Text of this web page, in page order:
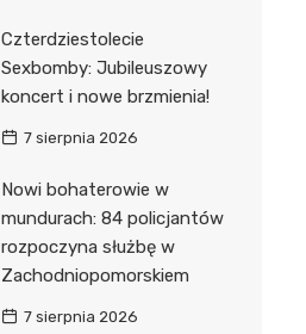
Czterdziestolecie
Sexbomby: Jubileuszowy
koncert i nowe brzmienia!
7 sierpnia 2026
Nowi bohaterowie w
mundurach: 84 policjantów
rozpoczyna służbę w
Zachodniopomorskiem
7 sierpnia 2026